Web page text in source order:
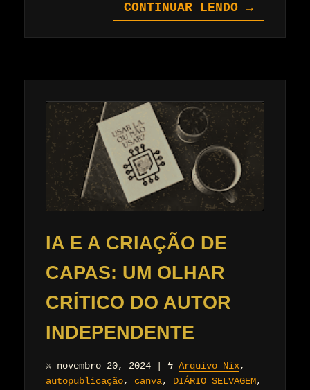
CONTINUAR LENDO →
IA E A CRIAÇÃO DE
CAPAS: UM OLHAR
CRÍTICO DO AUTOR
INDEPENDENTE
⚔ novembro 20, 2024 ϟ Arquivo Nix,
autopublicação, canva, DIÁRIO SELVAGEM,